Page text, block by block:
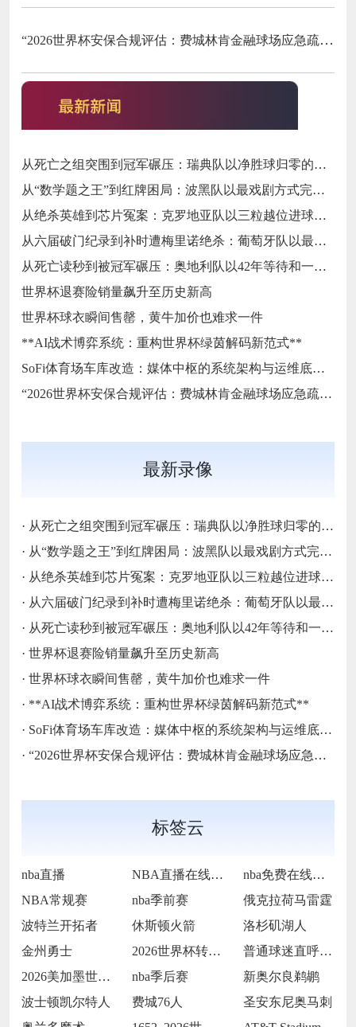
“2026世界杯安保合规评估：费城林肯金融球场应急疏散通道宽度标准核查”
从死亡之组突围到冠军碾压：瑞典队以净胜球归零的戏剧性和一场大胜告别三十二强
从“数学题之王”到红牌困局：波黑队以最戏剧方式完成首次淘汰赛之旅的哲学课
从绝杀英雄到芯片冤案：克罗地亚队以三粒越位进球和一次头发触球挥别莫德里奇最后一舞
从六届破门纪录到补时遭梅里诺绝杀：葡萄牙队以最残酷方式挥别C罗二十载征途
从死亡读秒到被冠军碾压：奥地利队以42年等待和一场“希区柯克剧本”挥别北美
世界杯退赛险销量飙升至历史新高
世界杯球衣瞬间售罄，黄牛加价也难求一件
**AI战术博弈系统：重构世界杯绿茵解码新范式**
SoFi体育场车库改造：媒体中枢的系统架构与运维底层逻辑
“2026世界杯安保合规评估：费城林肯金融球场应急疏散通道宽度标准核查”
最新录像
· 从死亡之组突围到冠军碾压：瑞典队以净胜球归零的戏剧性和一场大胜告别三十二强
· 从“数学题之王”到红牌困局：波黑队以最戏剧方式完成首次淘汰赛之旅的哲学课
· 从绝杀英雄到芯片冤案：克罗地亚队以三粒越位进球和一次头发触球挥别莫德里奇最后一舞
· 从六届破门纪录到补时遭梅里诺绝杀：葡萄牙队以最残酷方式挥别C罗二十载征途
· 从死亡读秒到被冠军碾压：奥地利队以42年等待和一场“希区柯克剧本”挥别北美
· 世界杯退赛险销量飙升至历史新高
· 世界杯球衣瞬间售罄，黄牛加价也难求一件
· **AI战术博弈系统：重构世界杯绿茵解码新范式**
· SoFi体育场车库改造：媒体中枢的系统架构与运维底层逻辑
· “2026世界杯安保合规评估：费城林肯金融球场应急疏散通道宽度标准核查”
标签云
nba直播 NBA直播在线观看
nba免费在线高清直播
NBA常规赛
nba季前赛
俄克拉荷马雷霆
波特兰开拓者
休斯顿火箭
洛杉矶湖人
金州勇士
2026世界杯转播收费过高
普通球迷直呼看不起
2026美加墨世界杯决赛场地提前封闭维护
nba季后赛
新奥尔良鹈鹕
波士顿凯尔特人
费城76人
圣安东尼奥马刺